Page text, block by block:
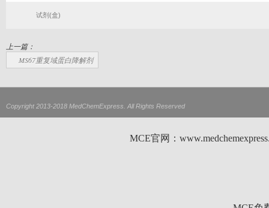
试剂(盒)
上一篇：
MS67重复域蛋白降解剂
Copyright 2013-2018 MedChemExpress. All Rights Reserved
MCE官网：